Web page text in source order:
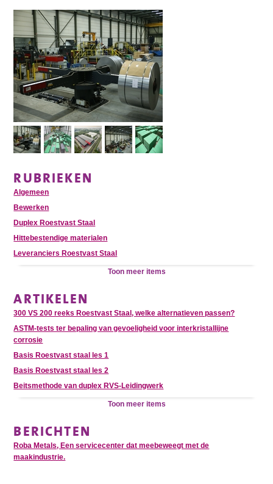
RUBRIEKEN
Algemeen
Bewerken
Duplex Roestvast Staal
Hittebestendige materialen
Leveranciers Roestvast Staal
Toon meer items
ARTIKELEN
300 VS 200 reeks Roestvast Staal, welke alternatieven passen?
ASTM-tests ter bepaling van gevoeligheid voor interkristallijne
corrosie
Basis Roestvast staal les 1
Basis Roestvast staal les 2
Beitsmethode van duplex RVS-Leidingwerk
Toon meer items
BERICHTEN
Roba Metals, Een servicecenter dat meebeweegt met de
maakindustrie.